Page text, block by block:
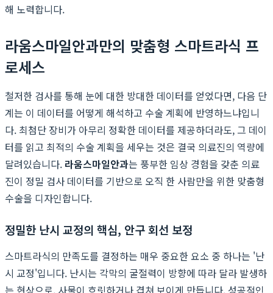
해 노력합니다.
라움스마일안과만의 맞춤형 스마트라식 프
로세스
철저한 검사를 통해 눈에 대한 방대한 데이터를 얻었다면, 다음 단
계는 이 데이터를 어떻게 해석하고 수술 계획에 반영하느냐입니
다. 최첨단 장비가 아무리 정확한 데이터를 제공하더라도, 그 데이
터를 읽고 최적의 수술 계획을 세우는 것은 결국 의료진의 역량에
달려있습니다. 라움스마일안과는 풍부한 임상 경험을 갖춘 의료
진이 정밀 검사 데이터를 기반으로 오직 한 사람만을 위한 맞춤형
수술을 디자인합니다.
정밀한 난시 교정의 핵심, 안구 회선 보정
스마트라식의 만족도를 결정하는 매우 중요한 요소 중 하나는 '난
시 교정'입니다. 난시는 각막의 굴절력이 방향에 따라 달라 발생하
는 현상으로, 사물이 흐릿하거나 겹쳐 보이게 만듭니다. 성공적인